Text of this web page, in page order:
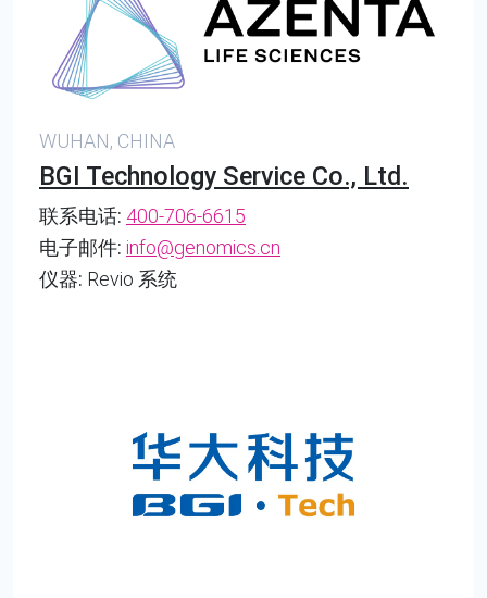
WUHAN, CHINA
BGI Technology Service Co., Ltd.
联系电话: 400-706-6615
电子邮件: info@genomics.cn
仪器: Revio 系统